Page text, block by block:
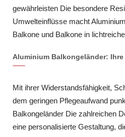
gewährleisten Die besondere
Umwelteinflüsse macht
Balkone und Balkone in
Aluminium Balkongeländer:
Mit ihrer Widerstandsfähigkeit,
dem geringen Pflegeaufwand
Balkongeländer Die zahlreichen
eine personalisierte Gestaltung,